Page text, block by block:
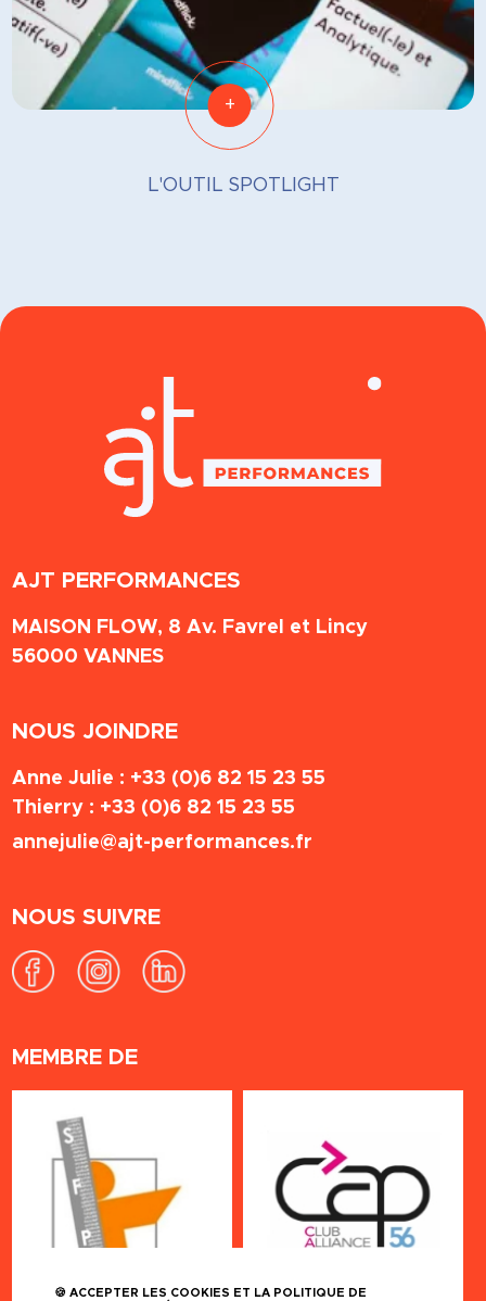
+
L'OUTIL SPOTLIGHT
AJT PERFORMANCES
MAISON FLOW, 8 Av. Favrel et Lincy
56000 VANNES
NOUS JOINDRE
Anne Julie : +33 (0)6 82 15 23 55
Thierry : +33 (0)6 82 15 23 55
annejulie@ajt-performances.fr
NOUS SUIVRE
MEMBRE DE
🍪 ACCEPTER LES COOKIES ET LA POLITIQUE DE